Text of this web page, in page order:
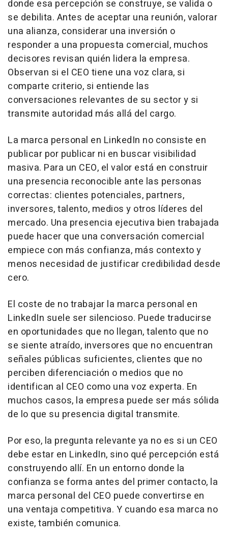
donde esa percepción se construye, se valida o
se debilita. Antes de aceptar una reunión, valorar
una alianza, considerar una inversión o
responder a una propuesta comercial, muchos
decisores revisan quién lidera la empresa.
Observan si el CEO tiene una voz clara, si
comparte criterio, si entiende las
conversaciones relevantes de su sector y si
transmite autoridad más allá del cargo.
La marca personal en LinkedIn no consiste en
publicar por publicar ni en buscar visibilidad
masiva. Para un CEO, el valor está en construir
una presencia reconocible ante las personas
correctas: clientes potenciales, partners,
inversores, talento, medios y otros líderes del
mercado. Una presencia ejecutiva bien trabajada
puede hacer que una conversación comercial
empiece con más confianza, más contexto y
menos necesidad de justificar credibilidad desde
cero.
El coste de no trabajar la marca personal en
LinkedIn suele ser silencioso. Puede traducirse
en oportunidades que no llegan, talento que no
se siente atraído, inversores que no encuentran
señales públicas suficientes, clientes que no
perciben diferenciación o medios que no
identifican al CEO como una voz experta. En
muchos casos, la empresa puede ser más sólida
de lo que su presencia digital transmite.
Por eso, la pregunta relevante ya no es si un CEO
debe estar en LinkedIn, sino qué percepción está
construyendo allí. En un entorno donde la
confianza se forma antes del primer contacto, la
marca personal del CEO puede convertirse en
una ventaja competitiva. Y cuando esa marca no
existe, también comunica.